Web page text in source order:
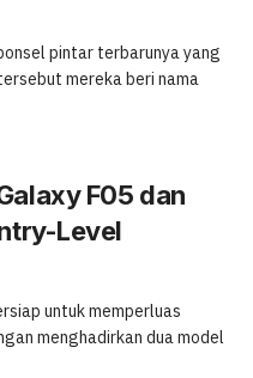
pintar terbarunya yang
mereka beri nama
F05 dan
Level
untuk memperluas
menghadirkan dua model